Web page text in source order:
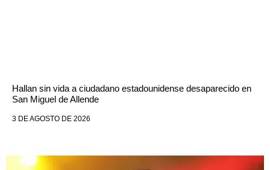
Hallan sin vida a ciudadano estadounidense desaparecido en
San Miguel de Allende
3 DE AGOSTO DE 2026